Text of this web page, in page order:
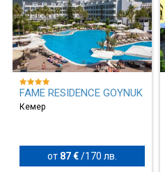
FAME RESIDENCE GOYNUK
Кемер
от 87 € / 170 лв.